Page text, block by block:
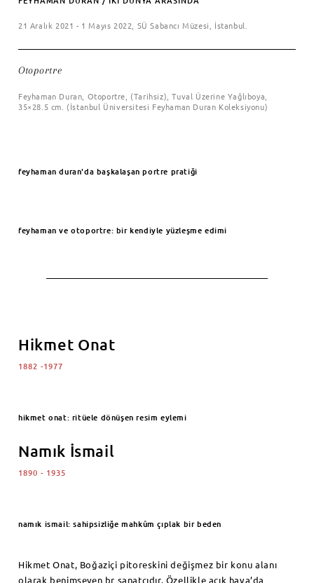
21 Aralık 2021 - 1 Mayıs 2022, SÜ Sabancı Müzesi, İstanbul.
Otoportre
Feyhaman Duran, Otoportre, (Tarihsiz), Tuval Üzerine Yağlıboya,
35×28.5 cm. (İstanbul Üniversitesi Feyhaman Duran Koleksiyonu)
feyhaman duran'da başkalaşan portre pratiği
feyhaman ve otoportre: bir kendiyle yüzleşme edimi
Hikmet Onat
1882 -1977
hikmet onat: ritüele dönüşen resim eylemi
Namık İsmail
1890 - 1935
namık ismail: sahipsizliğe mahkûm çıplak bir beden
Hikmet Onat, Boğaziçi pitoreskini değişmez bir konu alanı
olarak benimseyen br sanatçıdır. Özellikle açık hava’da